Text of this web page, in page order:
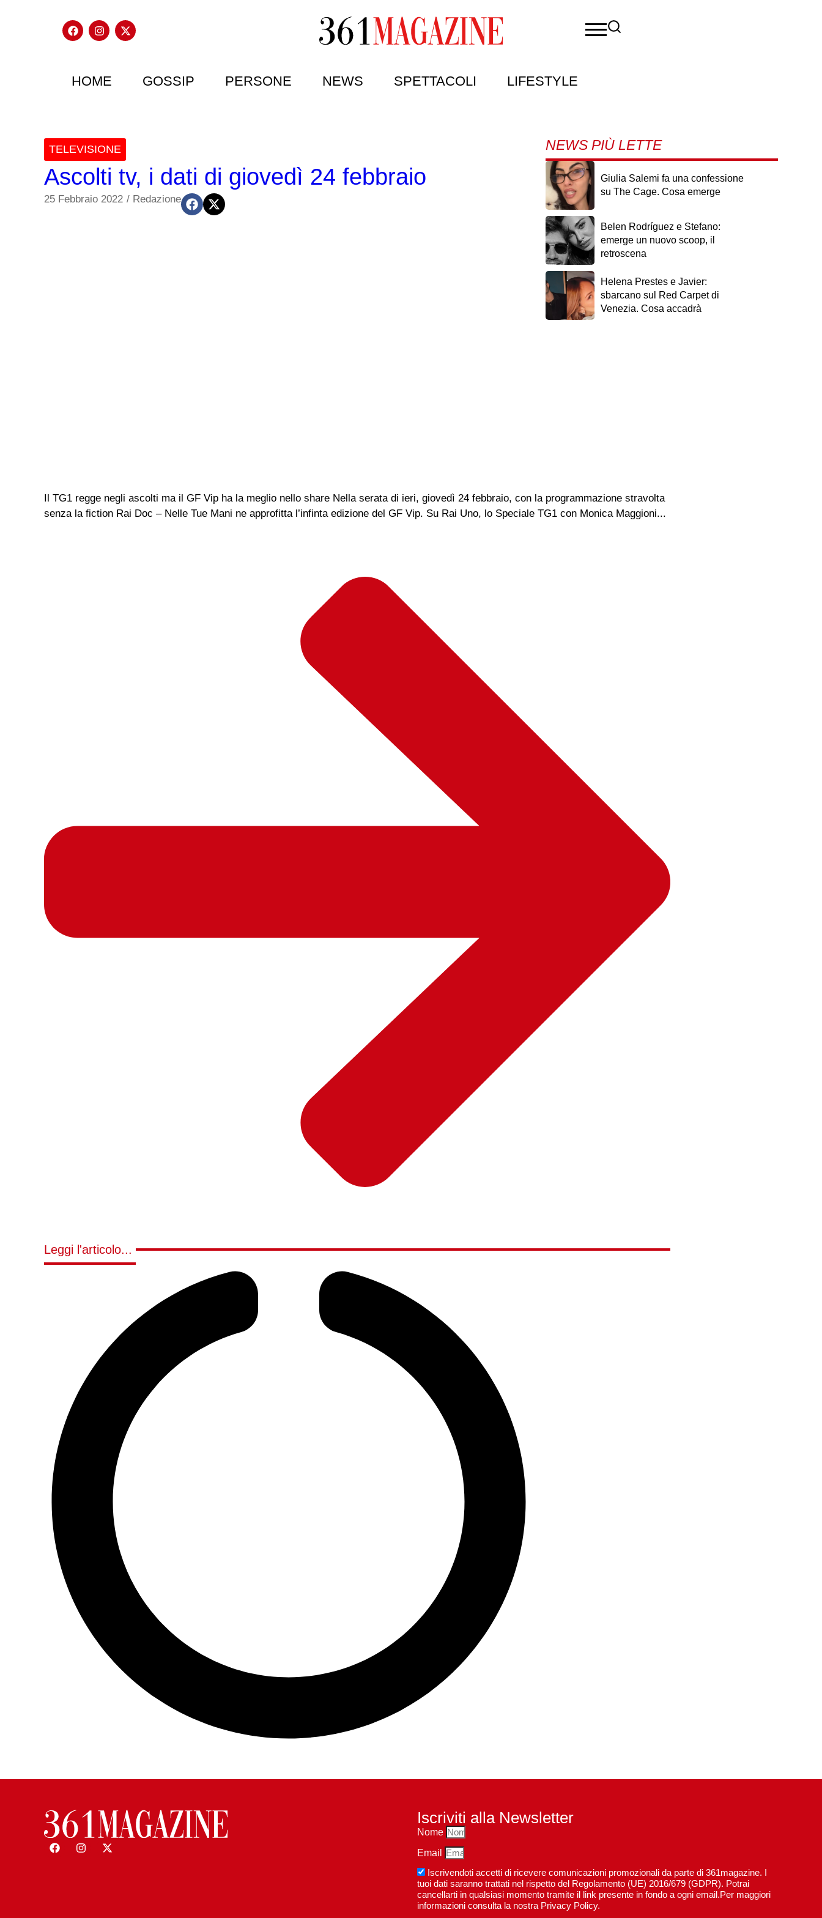
HOME GOSSIP PERSONE NEWS SPETTACOLI LIFESTYLE
TELEVISIONE
Ascolti tv, i dati di giovedì 24 febbraio
25 Febbraio 2022 / Redazione
Il TG1 regge negli ascolti ma il GF Vip ha la meglio nello share Nella serata di ieri, giovedì 24 febbraio, con la programmazione stravolta
senza la fiction Rai Doc – Nelle Tue Mani ne approfitta l’infinta edizione del GF Vip. Su Rai Uno, lo Speciale TG1 con Monica Maggioni...
Leggi l'articolo...
NEWS PIÙ LETTE
Giulia Salemi fa una confessione
su The Cage. Cosa emerge
Belen Rodríguez e Stefano:
emerge un nuovo scoop, il
retroscena
Helena Prestes e Javier:
sbarcano sul Red Carpet di
Venezia. Cosa accadrà
Iscriviti alla Newsletter
Nome
Email
Iscrivendoti accetti di ricevere comunicazioni promozionali da parte di 361magazine. I
tuoi dati saranno trattati nel rispetto del Regolamento (UE) 2016/679 (GDPR). Potrai
cancellarti in qualsiasi momento tramite il link presente in fondo a ogni email.Per maggiori
informazioni consulta la nostra Privacy Policy.